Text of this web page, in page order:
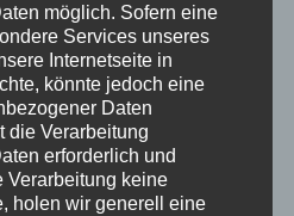
möglich. Sofern eine
Services unseres
Internetseite in
könnte jedoch eine
Daten
die Verarbeitung
erforderlich und
Verarbeitung keine
holen wir generell eine